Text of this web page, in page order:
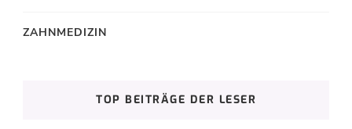
ZAHNMEDIZIN
TOP BEITRÄGE DER LESER